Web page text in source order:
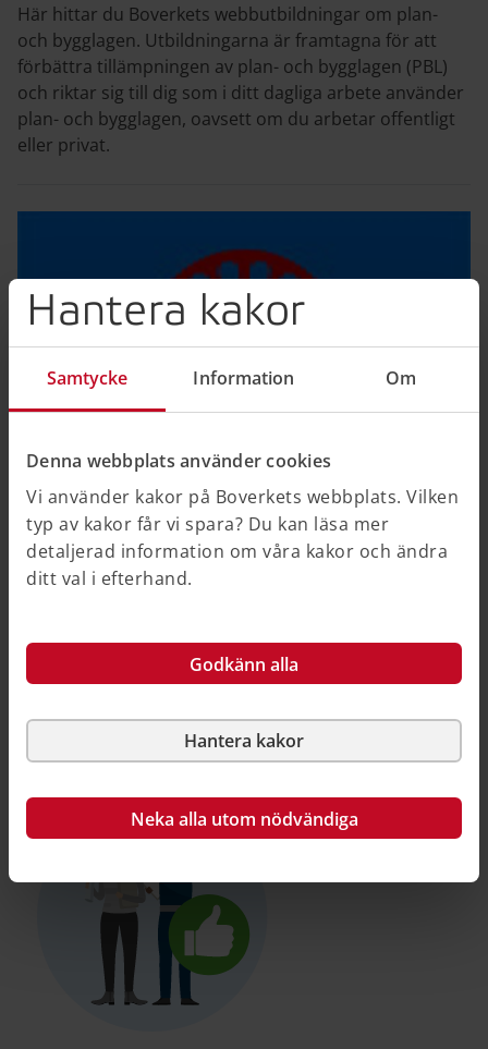
Hantera kakor
Samtycke Information Om
Denna webbplats använder cookies
Vi använder kakor på Boverkets webbplats. Vilken
typ av kakor får vi spara? Du kan läsa mer
detaljerad information om våra kakor och ändra
ditt val i efterhand.
Godkänn alla
Hantera kakor
Neka alla utom nödvändiga
Här hittar du Boverkets webbutbildningar om plan-
och bygglagen. Utbildningarna är framtagna för att
förbättra tillämpningen av plan- och bygglagen (PBL)
och riktar sig till dig som i ditt dagliga arbete använder
plan- och bygglagen, oavsett om du arbetar offentligt
eller privat.
Likabehandling av romer på
bostadsmarknaden
företrädare för bostadsmarknaden. Utbildningen
syftar till att öka kunskapen om romers situation på
diskriminering.